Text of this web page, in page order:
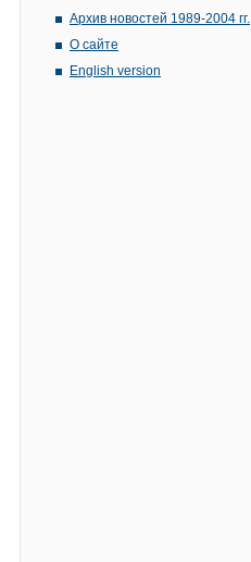
Архив новостей 1989-2004 гг.
О сайте
English version